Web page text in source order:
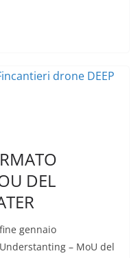
DEL
gennaio
– MoU del